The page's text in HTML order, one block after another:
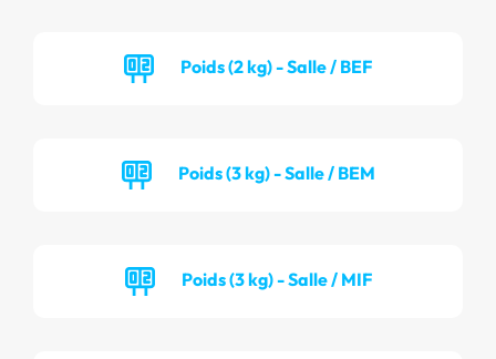
Poids (2 kg) - Salle / BEF
Poids (3 kg) - Salle / BEM
Poids (3 kg) - Salle / MIF